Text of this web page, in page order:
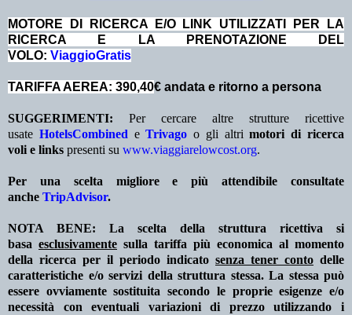
MOTORE DI RICERCA E/O LINK UTILIZZATI PER LA
RICERCA E LA PRENOTAZIONE DEL
VOLO: ViaggioGratis
TARIFFA AEREA: 390,40€ andata e ritorno a persona
SUGGERIMENTI: Per cercare altre strutture ricettive
usate HotelsCombined eTrivago o gli altrimotori di ricerca
voli e links presenti su www.viaggiarelowcost.org.
Per una scelta migliore e più attendibile consultate
anche TripAdvisor.
NOTA BENE: La scelta della struttura ricettiva si
basa esclusivamente sulla tariffa più economica al momento
della ricerca per il periodo indicato senza tener conto delle
caratteristiche e/o servizi della struttura stessa. La stessa può
essere ovviamente sostituita secondo le proprie esigenze e/o
necessità con eventuali variazioni di prezzo utilizzando i